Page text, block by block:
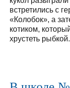
встретились с
«Колобок», а
котиком,
хрустеть рыбкой.